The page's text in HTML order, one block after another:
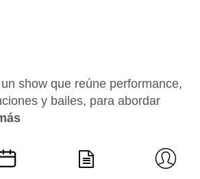
show que reúne performance,
y bailes, para abordar